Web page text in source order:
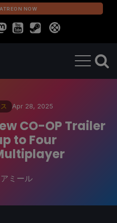
NOW
Apr 28, 2025
CO-OP Trailer
to Four
ミール